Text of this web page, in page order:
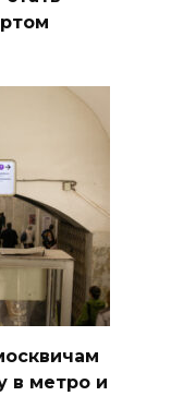
в метро и